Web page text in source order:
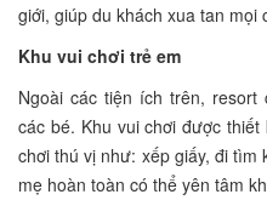
giới, giúp du khách xua tan mọi
Khu vui chơi trẻ em
Ngoài các tiện ích trên,
các bé. Khu vui chơi được
chơi thú vị như: xếp giấy, đi
mẹ hoàn toàn có thể yên tâm